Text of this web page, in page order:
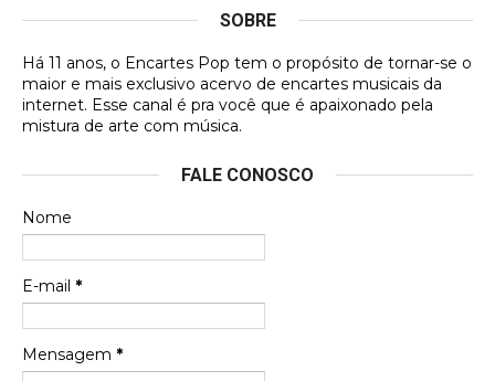
DVD MIDINHO
Francierton
futuras aquisições, e olhando o encarte aqui, me
Francierton
Espero que tenham sentido minha falta, informo
que estou de volta para trazer mais contribuições
SOBRE
Há 11 anos, o Encartes Pop tem o propósito de tornar-se o
maior e mais exclusivo acervo de encartes musicais da
internet. Esse canal é pra você que é apaixonado pela
mistura de arte com música.
FALE CONOSCO
Nome
E-mail *
Mensagem *